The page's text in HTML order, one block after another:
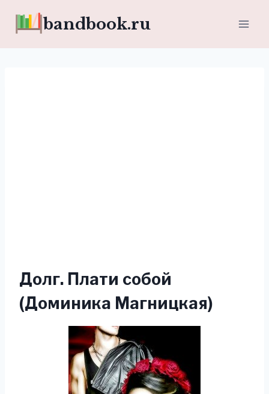
bandbook.ru
Долг. Плати собой
(Доминика Магницкая)